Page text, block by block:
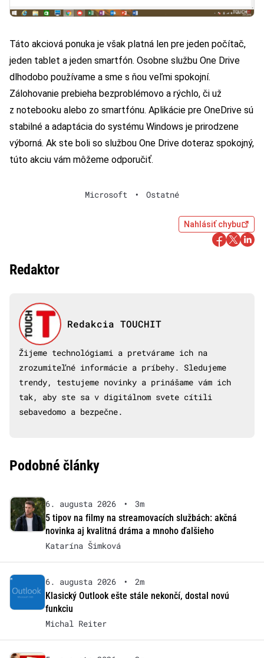
Táto akciová ponuka je však platná len pre jeden počítač,
jeden tablet a jeden smartfón. Osobne službu One Drive
dlhodobo používame a sme s ňou veľmi spokojní.
Zálohovanie prebieha bezproblémovo a rýchlo, či už
z notebooku alebo zo smartfónu. Aplikácie pre OneDrive sú
stabilné a adaptácia do systému Windows je prirodzene
výborná. Ak ste boli so službou One Drive doteraz spokojný,
túto akciu vám môžeme odporučiť.
Microsoft • Ostatné
Nahlásiť chybu
Redaktor
Redakcia TOUCHIT
Žijeme technológiami a pretvárame ich na
zrozumiteľné informácie a príbehy. Sledujeme
trendy, testujeme novinky a prinášame vám ich
tak, aby ste sa v digitálnom svete cítili
sebavedomo a bezpečne.
Podobné články
6. augusta 2026 •
3m
5 tipov na filmy na streamovacích službách: akčná
novinka aj kvalitná dráma a mnoho ďalšieho
Katarína Šimková
6. augusta 2026 •
2m
Klasický Outlook ešte stále nekončí, dostal novú
funkciu
Michal Reiter